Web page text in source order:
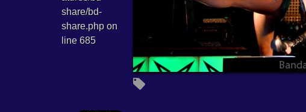
share/bd-
share.php on
line 685